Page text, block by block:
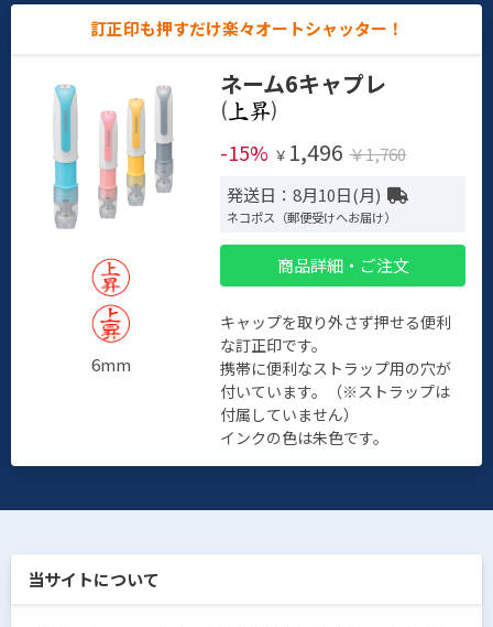
訂正印も押すだけ楽々オートシャッター！
6mm
ネーム6キャプレ
(
)
-15% ￥ 1,496 ￥1,760
発送日：8月10日(月)
ネコポス（郵便受けへお届け）
商品詳細・ご注文
キャップを取り外さず押せる便利
な訂正印です。
携帯に便利なストラップ用の穴が
付いています。（※ストラップは
付属していません）
インクの色は朱色です。
当サイトについて